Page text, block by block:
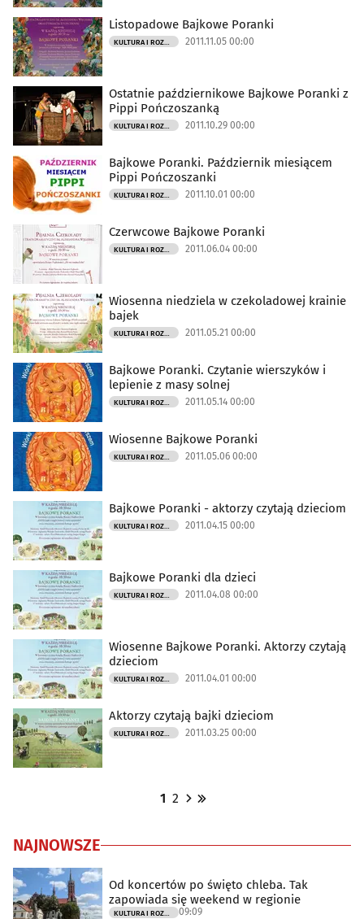
Listopadowe Bajkowe Poranki
KULTURA I ROZRYWKA 2011.11.05 00:00
Ostatnie październikowe Bajkowe Poranki z
Pippi Pończoszanką
KULTURA I ROZRYWKA 2011.10.29 00:00
Bajkowe Poranki. Październik miesiącem
Pippi Pończoszanki
KULTURA I ROZRYWKA 2011.10.01 00:00
Czerwcowe Bajkowe Poranki
KULTURA I ROZRYWKA 2011.06.04 00:00
Wiosenna niedziela w czekoladowej krainie
bajek
KULTURA I ROZRYWKA 2011.05.21 00:00
Bajkowe Poranki. Czytanie wierszyków i
lepienie z masy solnej
KULTURA I ROZRYWKA 2011.05.14 00:00
Wiosenne Bajkowe Poranki
KULTURA I ROZRYWKA 2011.05.06 00:00
Bajkowe Poranki - aktorzy czytają dzieciom
KULTURA I ROZRYWKA 2011.04.15 00:00
Bajkowe Poranki dla dzieci
KULTURA I ROZRYWKA 2011.04.08 00:00
Wiosenne Bajkowe Poranki. Aktorzy czytają
dzieciom
KULTURA I ROZRYWKA 2011.04.01 00:00
Aktorzy czytają bajki dzieciom
KULTURA I ROZRYWKA 2011.03.25 00:00
1 2
NAJNOWSZE
Od koncertów po święto chleba. Tak
zapowiada się weekend w regionie
09:09